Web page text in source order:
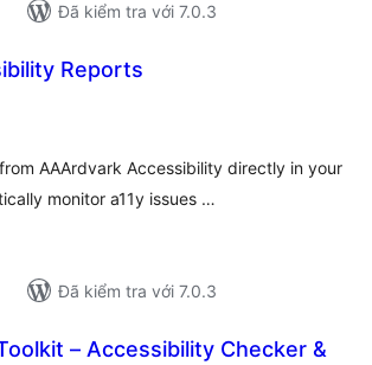
Đã kiểm tra với 7.0.3
Reports
AAArdvark Accessibility directly in your
monitor a11y issues …
Đã kiểm tra với 7.0.3
– Accessibility Checker &